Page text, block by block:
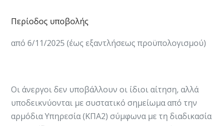
Περίοδος υποβολής
από 6/11/2025 (έως εξαντλήσεως προϋπολογισμού)
Οι άνεργοι δεν υποβάλλουν οι ίδιοι αίτηση, αλλά
υποδεικνύονται με συστατικό σημείωμα από την
αρμόδια Υπηρεσία (ΚΠΑ2) σύμφωνα με τη διαδικασία